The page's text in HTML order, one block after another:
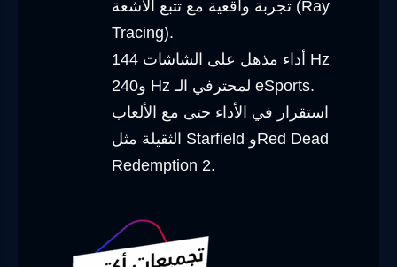
تجربة واقعية مع تتبع الأشعة (Ray
Tracing).
أداء مذهل على الشاشات 144 Hz
و240 Hz لمحترفي الـ eSports.
استقرار في الأداء حتى مع الألعاب
الثقيلة مثل Starfield وRed Dead
Redemption 2.